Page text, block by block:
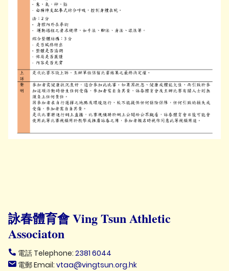
詠春體育會 Ving Tsun Athletic
Associaton
電話 Telephone: 2381 6044
電郵 Email: vtaa@vingtsun.org.hk